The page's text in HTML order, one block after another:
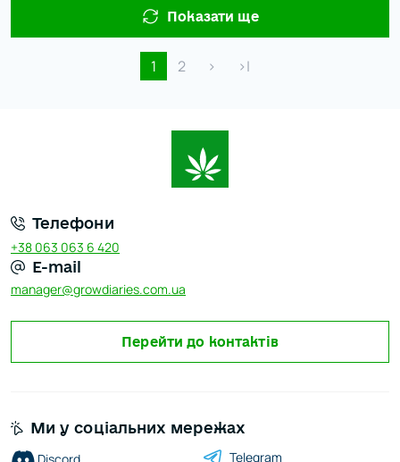
Показати ще
1 2 > >|
Телефони
+38 063 063 6 420
E-mail
manager@growdiaries.com.ua
Перейти до контактів
Ми у соціальних мережах
Telegram